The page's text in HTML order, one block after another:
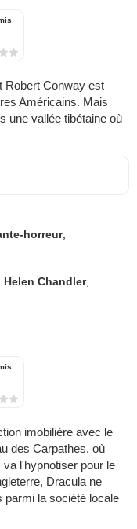
Robert Conway est
Américains. Mais
une vallée tibétaine où
horreur,
Helen Chandler,
imobilière avec le
des Carpathes, où
l'hypnotiser pour le
Dracula ne
parmi la société locale